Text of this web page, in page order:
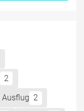
2
Ausflug 2